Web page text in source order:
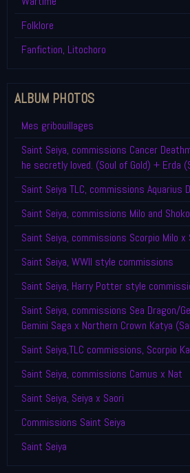
Folklore
Fanfiction, Litochoro
ALBUM PHOTOS
Mes gribouillages
Saint Seiya, commissions Cancer
he secretly loved. (Soul of Gold) + Erda
Saint Seiya TLC, commissions Aquarius
Saint Seiya, commissions Milo and Shoko
Saint Seiya, commissions Scorpio Milo x
Saint Seiya, WWII style commissions
Saint Seiya, Harry Potter style
Saint Seiya, commissions Sea Dragon/
Gemini Saga x Northern Crown Katya
Saint Seiya,TLC commissions, Scorpio
Saint Seiya, commissions Camus x Nat
Saint Seiya, Seiya x Saori
Commissions Saint Seiya
Saint Seiya